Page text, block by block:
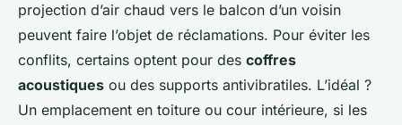
projection d’air chaud vers le balcon d’un voisin
peuvent faire l’objet de réclamations. Pour éviter les
conflits, certains optent pour des coffres
acoustiques ou des supports antivibratiles. L’idéal ?
Un emplacement en toiture ou cour intérieure, si les